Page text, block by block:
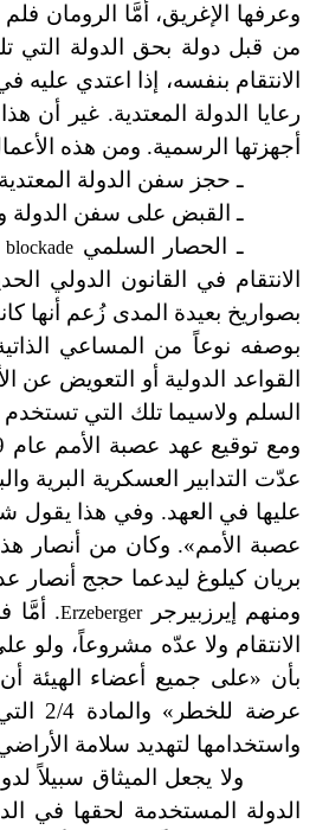
وعرفها الإغريق، أمَّا الرومان
من قبل دولة بحق الدولة التي
الانتقام بنفسه، إذا اعتدي
رعايا الدولة المعتدية. غير أن
أجهزتها الرسمية. ومن هذه
ـ حجز سفن الدولة المعتدية
ـ القبض على سفن الدولة
ـ الحصار السلمي
بصواريخ بعيدة المدى زُعم أنها
بوصفه نوعاً من المساعي
القواعد الدولية أو التعويض
السلم ولاسيما تلك التي
عدّت التدابير العسكرية البرية
عصبة الأمم». وكان من أنصار
بريان كيلوغ ليدعما حجج أنصار
ومنهم إيرزبيرجرErzeberger. أمَّا
بأن «على جميع أعضاء الهيئة
واستخدامها لتهديد سلامة
ولا يجعل الميثاق سبيلاً
الدولة المستخدمة لحقها في